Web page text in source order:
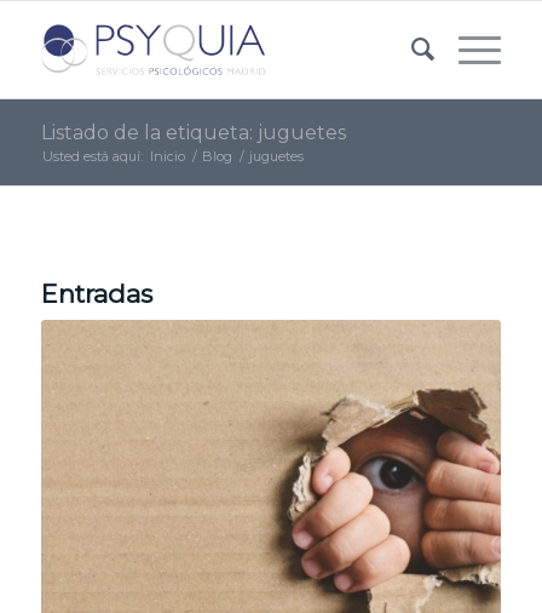
Listado de la etiqueta: juguetes
Usted está aquí: Inicio / Blog / juguetes
Entradas